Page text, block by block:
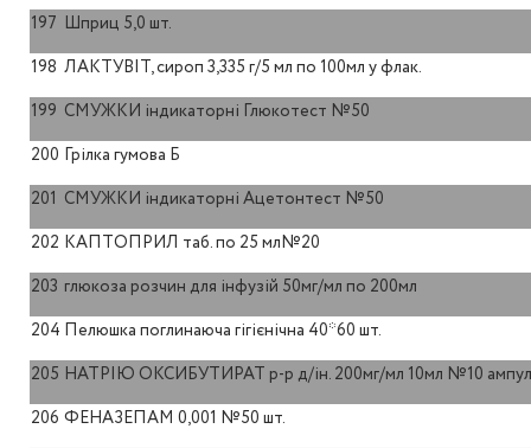
197 Шприц 5,0 шт.
198 ЛАКТУВІТ, сироп 3,335 г/5 мл по 100мл у флак.
199 СМУЖКИ індикаторні Глюкотест №50
200 Грілка гумова Б
201 СМУЖКИ індикаторні Ацетонтест №50
202 КАПТОПРИЛ таб. по 25 мл№20
203 глюкоза розчин для інфузій 50мг/мл по 200мл
204 Пелюшка поглинаюча гігієнічна 40*60 шт.
205 НАТРІЮ ОКСИБУТИРАТ р-р д/ін. 200мг/мл 10мл №10
206 ФЕНАЗЕПАМ 0,001 №50 шт.